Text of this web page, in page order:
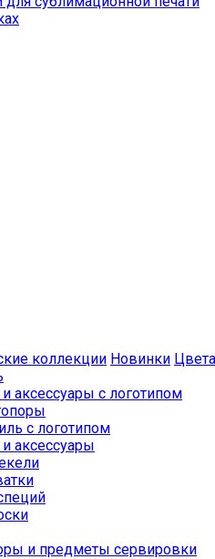
коллекции Новинки Цвета
аксессуары с логотипом
с логотипом
аксессуары
и предметы сервировки